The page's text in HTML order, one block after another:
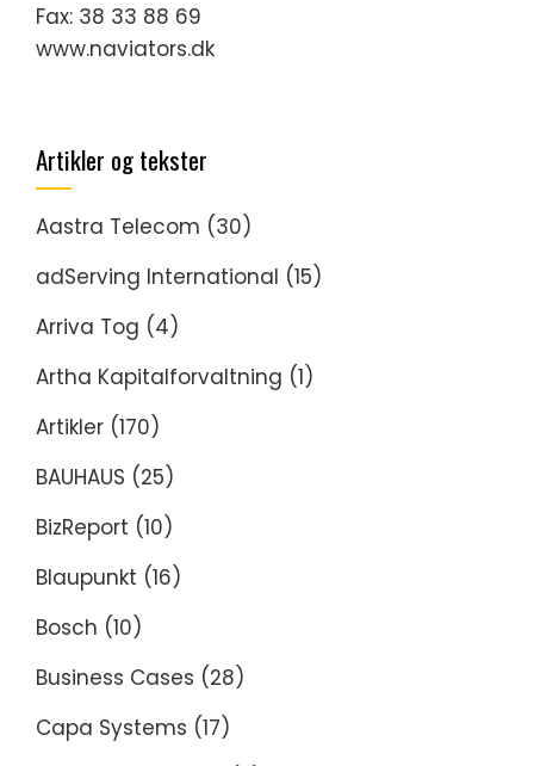
Fax: 38 33 88 69
www.naviators.dk
Artikler og tekster
Aastra Telecom (30)
adServing International (15)
Arriva Tog (4)
Artha Kapitalforvaltning (1)
Artikler (170)
BAUHAUS (25)
BizReport (10)
Blaupunkt (16)
Bosch (10)
Business Cases (28)
Capa Systems (17)